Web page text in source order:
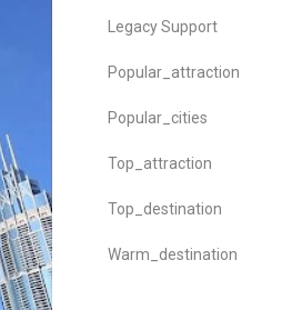
Legacy Support
Popular_attraction
Popular_cities
Top_attraction
Top_destination
Warm_destination